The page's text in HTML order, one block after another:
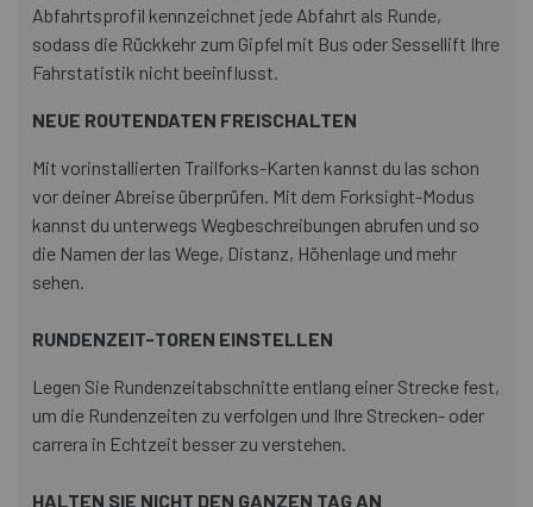
Abfahrtsprofil kennzeichnet jede Abfahrt als Runde,
sodass die Rückkehr zum Gipfel mit Bus oder Sessellift Ihre
Fahrstatistik nicht beeinflusst.
NEUE ROUTENDATEN FREISCHALTEN
Mit vorinstallierten Trailforks-Karten kannst du las schon
vor deiner Abreise überprüfen. Mit dem Forksight-Modus
kannst du unterwegs Wegbeschreibungen abrufen und so
die Namen der las Wege, Distanz, Höhenlage und mehr
sehen.
RUNDENZEIT-TOREN EINSTELLEN
Legen Sie Rundenzeitabschnitte entlang einer Strecke fest,
um die Rundenzeiten zu verfolgen und Ihre Strecken- oder
carrera in Echtzeit besser zu verstehen.
HALTEN SIE NICHT DEN GANZEN TAG AN